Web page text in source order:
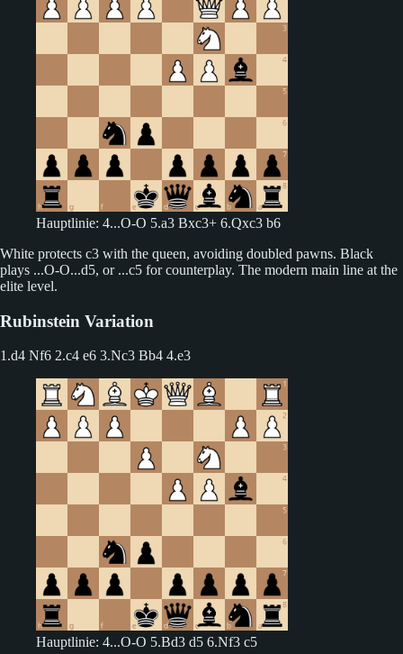
Hauptlinie: 4...O-O 5.a3 Bxc3+ 6.Qxc3 b6
White protects c3 with the queen, avoiding doubled pawns. Black
plays ...O-O...d5, or ...c5 for counterplay. The modern main line at the
elite level.
Rubinstein Variation
1.d4 Nf6 2.c4 e6 3.Nc3 Bb4 4.e3
Hauptlinie: 4...O-O 5.Bd3 d5 6.Nf3 c5